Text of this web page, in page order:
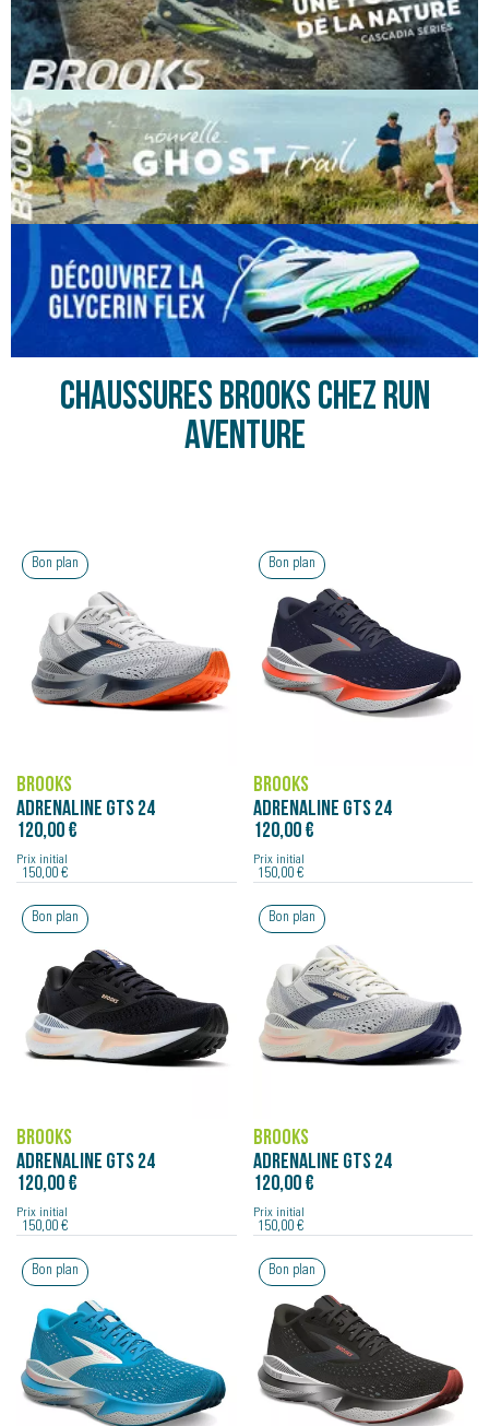
CHAUSSURES BROOKS CHEZ RUN
AVENTURE
Bon plan
BROOKS
ADRENALINE GTS 24
120,00 €
Prix initial
150,00 €
Bon plan
BROOKS
ADRENALINE GTS 24
120,00 €
Prix initial
150,00 €
Bon plan
BROOKS
ADRENALINE GTS 24
120,00 €
Prix initial
150,00 €
Bon plan
BROOKS
ADRENALINE GTS 24
120,00 €
Prix initial
150,00 €
Bon plan Bon plan